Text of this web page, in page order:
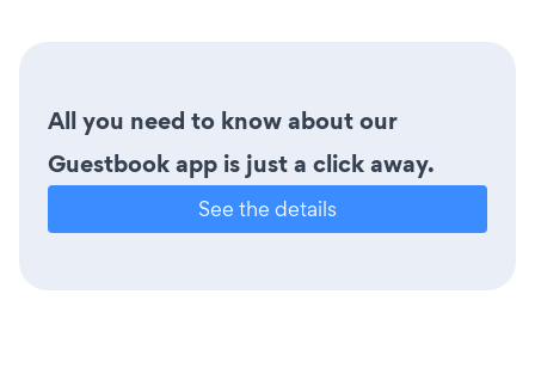
All you need to know about our
Guestbook app is just a click away.
See the details